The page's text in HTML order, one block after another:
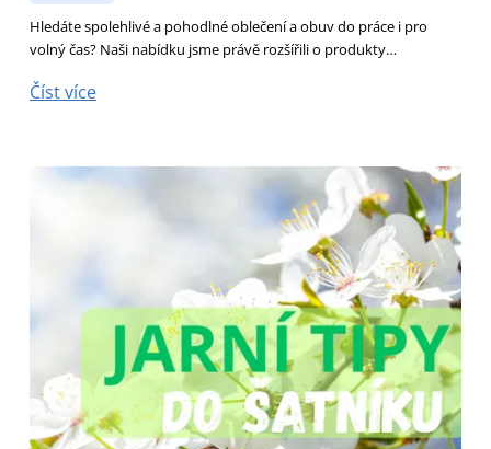
Hledáte spolehlivé a pohodlné oblečení a obuv do práce i pro
volný čas? Naši nabídku jsme právě rozšířili o produkty…
Číst více